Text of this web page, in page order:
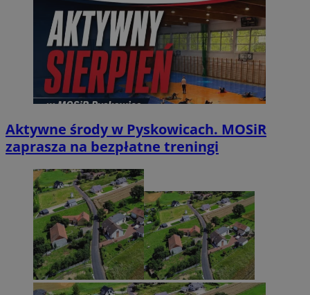
Aktywne środy w Pyskowicach. MOSiR
zaprasza na bezpłatne treningi